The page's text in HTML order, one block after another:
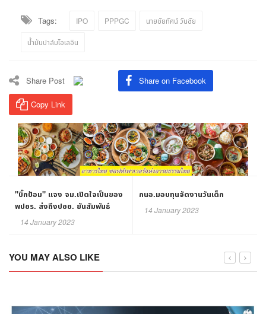
Tags: IPO PPPGC นายชัยทัศน์ วันชัย
น้ำมันปาล์มโอเลอิน
Share Post Share on Facebook
Copy Link
"บิ๊กป้อม" แจง จม.เปิดใจเป็นของ
พปชร. ส่งถึงปชช. ยันสัมพันธ์
"น้องตู่" รักกันตลอดไป
14 January 2023
กนอ.มอบทุนจัดงานวันเด็ก
14 January 2023
YOU MAY ALSO LIKE